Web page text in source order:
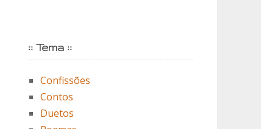
:: Tema ::
Confissões
Contos
Duetos